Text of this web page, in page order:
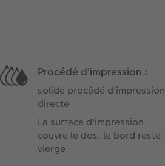
Procédé d'impression :
solide procédé d'impression
directe
La surface d'impression
couvre le dos, le bord reste
vierge